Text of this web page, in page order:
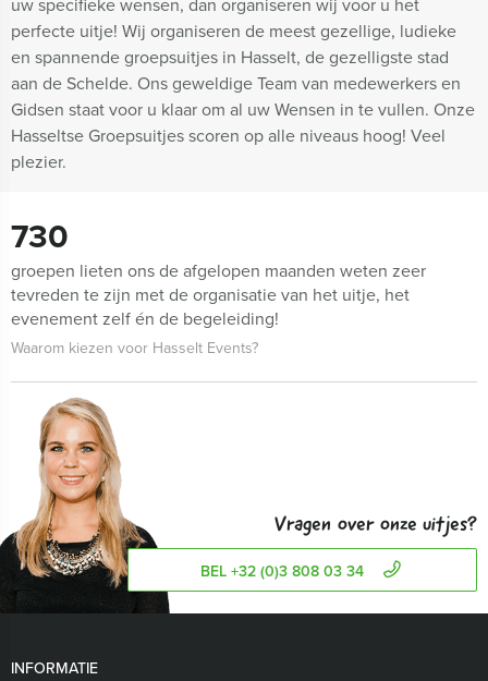
perfecte uitje! Wij organiseren de meest gezellige, ludieke
en spannende groepsuitjes in Hasselt, de gezelligste stad
aan de Schelde. Ons geweldige Team van medewerkers en
Gidsen staat voor u klaar om al uw Wensen in te vullen. Onze
Hasseltse Groepsuitjes scoren op alle niveaus hoog! Veel
plezier.
730
groepen lieten ons de afgelopen maanden weten zeer
tevreden te zijn met de organisatie van het uitje, het
evenement zelf én de begeleiding!
Waarom kiezen voor Hasselt Events?
Vragen over onze uitjes?
BEL +32 (0)3 808 03 34
INFORMATIE